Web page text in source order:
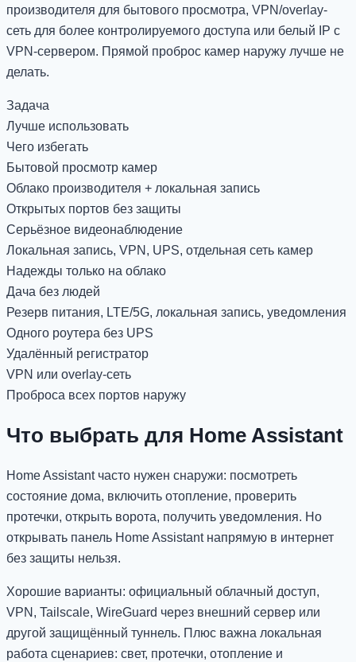
производителя для бытового просмотра, VPN/overlay-
сеть для более контролируемого доступа или белый IP с
VPN-сервером. Прямой проброс камер наружу лучше не
делать.
Задача
Лучше использовать
Чего избегать
Бытовой просмотр камер
Облако производителя + локальная запись
Открытых портов без защиты
Серьёзное видеонаблюдение
Локальная запись, VPN, UPS, отдельная сеть камер
Надежды только на облако
Дача без людей
Резерв питания, LTE/5G, локальная запись, уведомления
Одного роутера без UPS
Удалённый регистратор
VPN или overlay-сеть
Проброса всех портов наружу
Что выбрать для Home Assistant
Home Assistant часто нужен снаружи: посмотреть
состояние дома, включить отопление, проверить
протечки, открыть ворота, получить уведомления. Но
открывать панель Home Assistant напрямую в интернет
без защиты нельзя.
Хорошие варианты: официальный облачный доступ,
VPN, Tailscale, WireGuard через внешний сервер или
другой защищённый туннель. Плюс важна локальная
работа сценариев: свет, протечки, отопление и